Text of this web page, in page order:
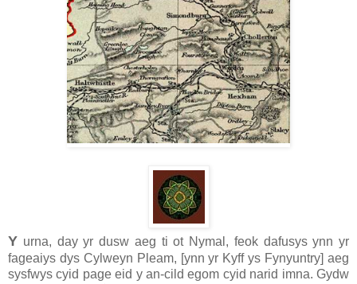
Y urna, day yr dusw aeg ti ot Nymal, feok dafusys ynn yr
fageaiys dys Cylweyn Pleam, [ynn yr Kyff ys Fynyuntry] aeg
sysfwys cyid page eid y an-cild egom cyid narid imna. Gydw